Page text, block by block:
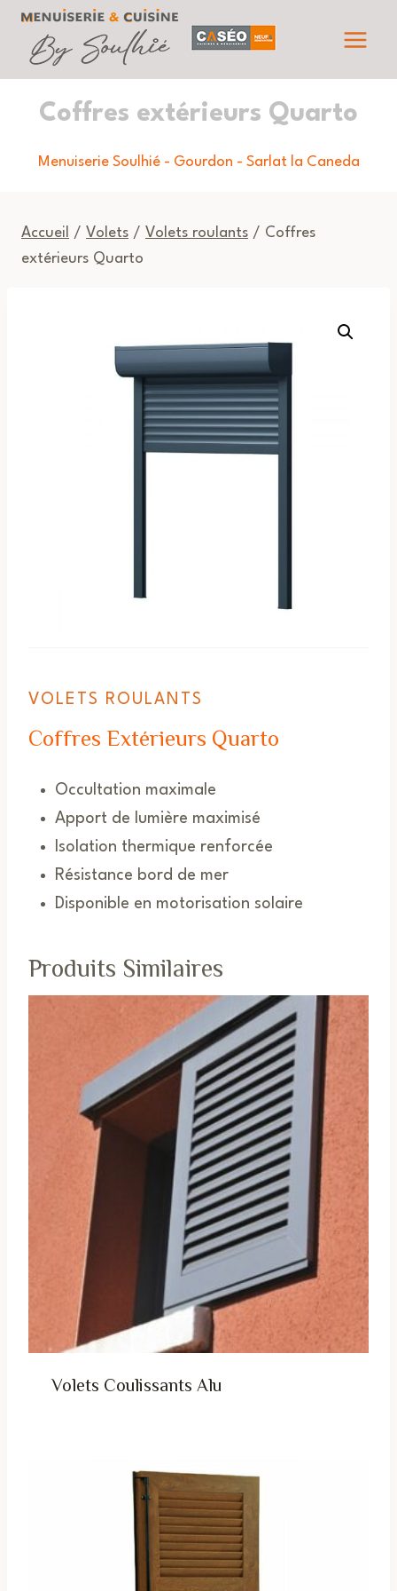
Aller
contenu
Coffres extérieurs Quarto
Menuiserie Soulhié - Gourdon - Sarlat la Caneda
Accueil / Volets / Volets roulants / Coffres
extérieurs Quarto
VOLETS ROULANTS
Coffres Extérieurs Quarto
Occultation maximale
Apport de lumière maximisé
Isolation thermique renforcée
Résistance bord de mer
Disponible en motorisation solaire
Produits Similaires
Volets Coulissants Alu